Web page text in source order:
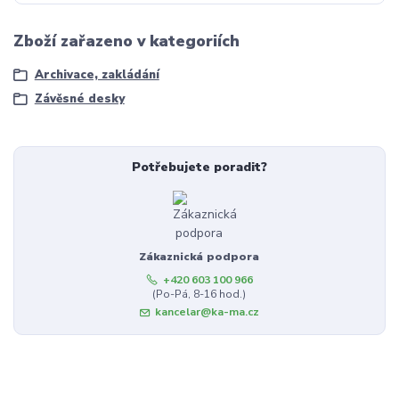
Zboží zařazeno v kategoriích
Archivace, zakládání
Závěsné desky
Potřebujete poradit?
Zákaznická podpora
+420 603 100 966
(Po-Pá, 8-16 hod.)
kancelar@ka-ma.cz